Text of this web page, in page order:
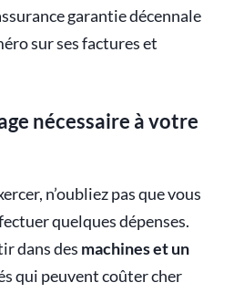
garantie décennale
sur ses factures et
nécessaire à votre
n’oubliez pas que vous
quelques dépenses.
dans des machines et un
qui peuvent coûter cher